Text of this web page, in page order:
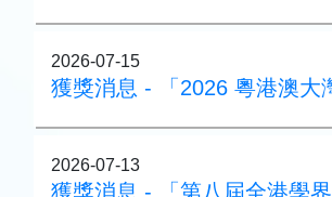
2026-07-15
2026-07-13